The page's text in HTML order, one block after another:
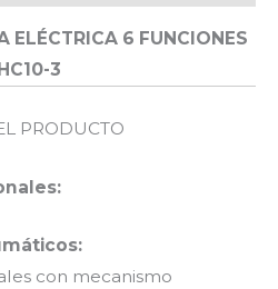
ELÉCTRICA 6 FUNCIONES
HC10-3
PRODUCTO
con mecanismo